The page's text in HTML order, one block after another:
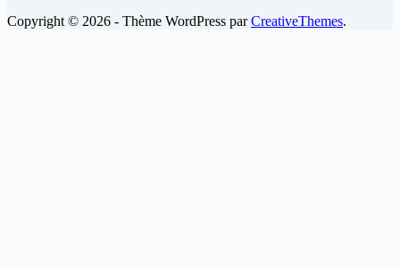
Copyright © 2026 - Thème WordPress parCreativeThemes.